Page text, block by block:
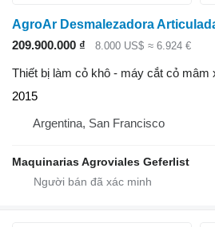
AgroAr Desmalezadora
209.900.000 ₫
8.000 US$ ≈ 6.924 €
Thiết bị làm cỏ khô - máy cắt cỏ mâm
2015
Argentina, San Francisco
Maquinarias Agroviales Geferlist